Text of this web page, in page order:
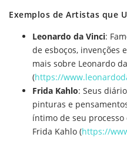
Exemplos de Artistas que
Leonardo da Vinci:
de esboços, invenções
mais sobre Leonardo
(https://
Frida Kahlo: Seus
pinturas e
íntimo de seu
Frida Kahlo (https://